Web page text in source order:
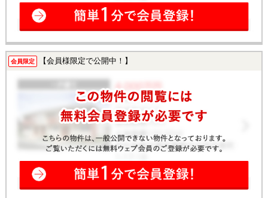
会員限定 【会員様限定で公開中！】